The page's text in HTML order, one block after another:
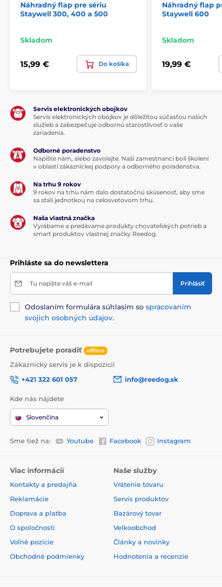
Náhradný flap pre sériu
Staywell 300, 400 a 500
Skladom
15,99 € Do košíka
Náhradný flap
Staywell 600
Skladom
19,99 €
Servis elektronických obojkov
Servis elektronických obojkov je dôležitou súčasťou našich
služieb a zabezpečuje odbornú starostlivosť o vaše
zariadenia.
Odborné poradenstvo
Napíšte nám, alebo zavolajte. Naši zamestnanci boli školení
v oblasti zákazníckej podpory a odborného poradenstva.
Na trhu 9 rokov
9 rokov na trhu nám dalo dostatočnú skúsenosť, aby sme
sa stali jednotkou na celosvetovom trhu.
Naša vlastná značka
Vyrábame a predávame produkty chovateľských potrieb a
smart produktov vlastnej značky Reedog.
Prihláste sa do newslettera
Tu napíšte váš e-mail Prihlásiť
Odoslaním formulára súhlasím so spracovaním
svojich osobných údajov.
Potrebujete poradiť offline
Zákaznický servis je k dispozícii
+421 322 601 057
info@reedog.sk
Kde nás nájdete
Slovenčina
Sme tiež na: Youtube Facebook Instagram
Viac informácií
Kontakty a predajňa
Reklamácie
Doprava a platba
O spoločnosti
Voľné pozície
Obchodné podmienky
Naše služby
Vrátenie tovaru
Servis produktov
Bazárový tovar
Velkoobchod
Články a novinky
Hodnotenia a recenzie